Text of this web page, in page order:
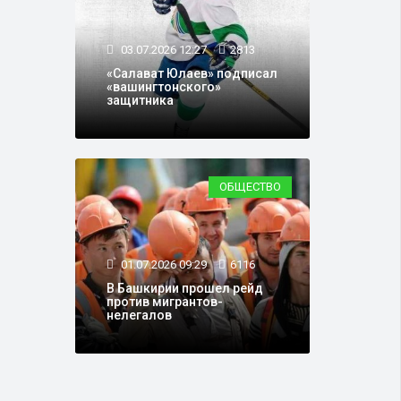
03.07.2026 12:27 2813
«Салават Юлаев» подписал
«вашингтонского»
защитника
ОБЩЕСТВО
01.07.2026 09:29 6116
В Башкирии прошел рейд
против мигрантов-
нелегалов